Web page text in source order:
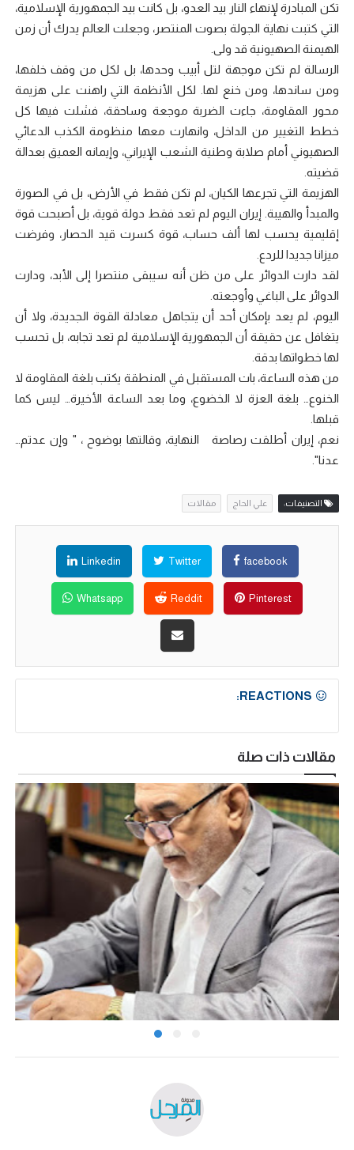
تكن المبادرة لإنهاء النار بيد العدو، بل كانت بيد الجمهورية الإسلامية،
التي كتبت نهاية الجولة بصوت المنتصر، وجعلت العالم يدرك أن زمن
الهيمنة الصهيونية قد ولى.
‏الرسالة لم تكن موجهة لتل أبيب وحدها، بل لكل من وقف خلفها،
ومن ساندها، ومن خنع لها. لكل الأنظمة التي راهنت على هزيمة
محور المقاومة، جاءت الضربة موجعة وساحقة، فشلت فيها كل
خطط التغيير من الداخل، وانهارت معها منظومة الكذب الدعائي
الصهيوني أمام صلابة وطنية الشعب الإيراني، وإيمانه العميق بعدالة
قضيته.
‏الهزيمة التي تجرعها الكيان، لم تكن فقط في الأرض، بل في الصورة
والمبدأ والهيبة. إيران اليوم لم تعد فقط دولة قوية، بل أصبحت قوة
إقليمية يحسب لها ألف حساب، قوة كسرت قيد الحصار، وفرضت
ميزانا جديدا للردع.
‏لقد دارت الدوائر على من ظن أنه سيبقى منتصرا إلى الأبد، ودارت
الدوائر على الباغي وأوجعته.
‏اليوم، لم يعد بإمكان أحد أن يتجاهل معادلة القوة الجديدة، ولا أن
يتغافل عن حقيقة أن الجمهورية الإسلامية لم تعد تجابه، بل تحسب
لها خطواتها بدقة.
‏من هذه الساعة، بات المستقبل في المنطقة يكتب بلغة المقاومة لا
الخنوع… بلغة العزة لا الخضوع، وما بعد الساعة الأخيرة… ليس كما
قبلها.
‏نعم، إيران أطلقت رصاصة النهاية، وقالتها بوضوح ، " وإن عدتم…
عدنا".
التصنيفات: علي الحاج مقالات
facebook
Twitter
Linkedin
Pinterest
Reddit
Whatsapp
REACTIONS:
مقالات ذات صلة